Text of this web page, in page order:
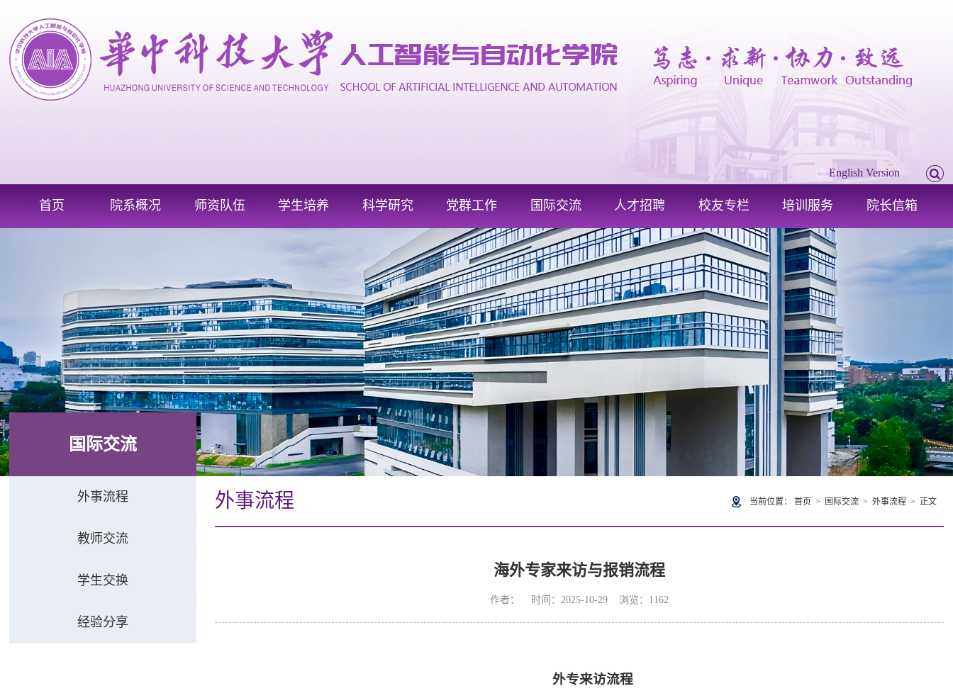
English Version
首页 院系概况 师资队伍 学生培养 科学研究 党群工作 国际交流 人才招聘 校友专栏 培训服务 院长信箱
国际交流
外事流程
教师交流
学生交换
经验分享
外事流程 当前位置： 首页 > 国际交流> 外事流程> 正文
海外专家来访与报销流程
作者： 时间：2025-10-29 浏览： 1162
外专来访流程